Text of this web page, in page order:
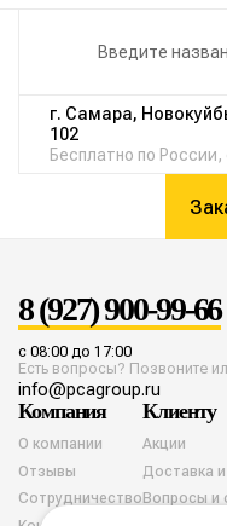
г. Самара,
102
Бесплатно по
8 (927) 900-99-66
с 08:00 до 17:00
Есть вопросы? Позвоните
info@pcagroup.ru
Компания
О компании
Отзывы
Сотрудничество
Клиенту
Акции
Доставка
Вопросы и